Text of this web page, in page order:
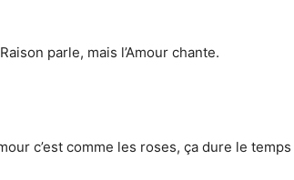
parle, mais l’Amour chante.
c’est comme les roses, ça dure le temps